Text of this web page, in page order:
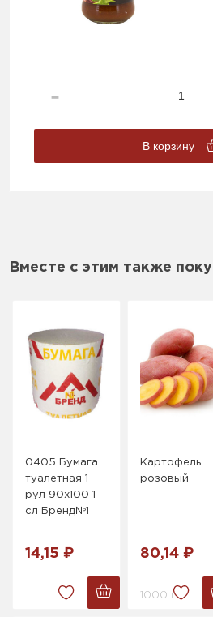
В корзину
Вместе с этим также
0405 Бумага
туалетная 1
рул 90х100 1
сл Бренд№1
14,15 ₽
Картофель
розовый
80,14 ₽
1000 г.